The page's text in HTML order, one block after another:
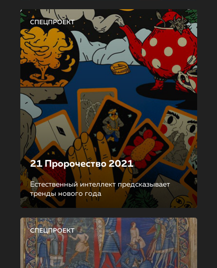
СПЕЦПРОЕКТ
21 Пророчество 2021
Естественный интеллект предсказывает
тренды нового года
СПЕЦПРОЕКТ